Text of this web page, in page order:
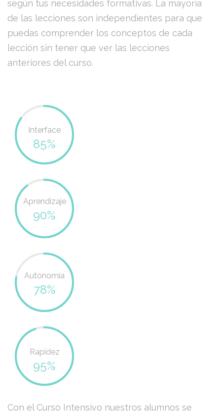
según tus necesidades formativas. La mayoría
de las lecciones son independientes para que
puedas comprender los conceptos de cada
lección sin tener que ver las lecciones
anteriores del curso.
Interface
85%
Aprendizaje
90%
Autonomía
78%
Rapidez
95%
Con el Curso Intensivo nuestros alumnos se